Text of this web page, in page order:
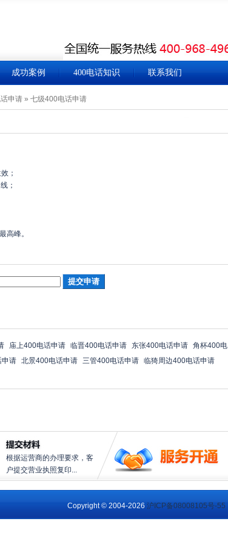
成功案例 400电话知识 联系我们
申请 » 七级400电话申请
；
；
高峰。
庙上400电话申请 临晋400电话申请 东张400电话申请 角杯400电
申请 北景400电话申请 三管400电话申请 临猗周边400电话申请
根据运营商的办理要求，客
户提交营业执照复印...
Copyright © 2004-2026 沪ICP备08008105号-55